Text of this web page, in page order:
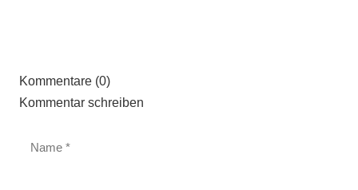
Kommentare (0)
Kommentar schreiben